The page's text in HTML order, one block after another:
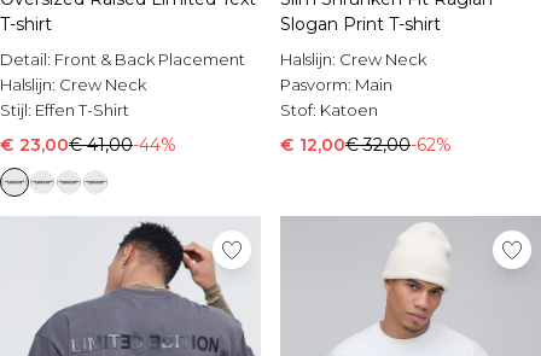
Sale Shorts
Sale Overhemden
Sale Sportkleding
Sale Trainingspakken
Sale Hoodies & Sweatshirts
Sale Broeken
Sale Jeans
Sale Jassen & Jacks
Sale Accessoires
Sale Pakken & Tailoring
Sale Gebreide Kleding
T-shirt
Detail: Front & Back Placement
Halslijn: Crew Neck
Stijl: Effen T-Shirt
€ 23,00€ 41,00-44%
Slogan Print T-shirt
Halslijn: Crew Neck
Pasvorm: Main
Stof: Katoen
€ 12,00€ 32,00-62%